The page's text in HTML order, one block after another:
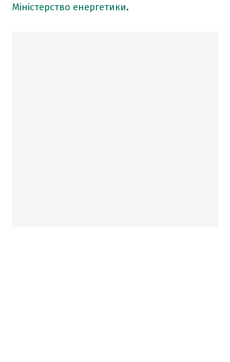
Міністерство енергетики.